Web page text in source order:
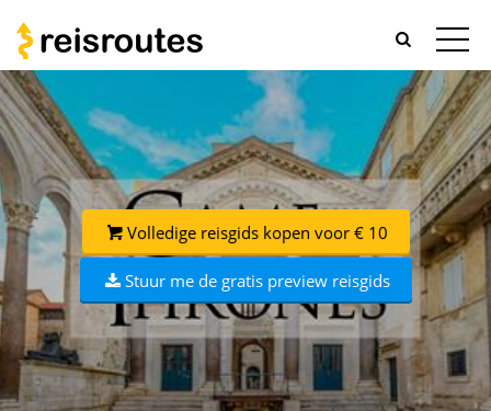
Volledige reisgids kopen voor € 10
Stuur me de gratis preview reisgids